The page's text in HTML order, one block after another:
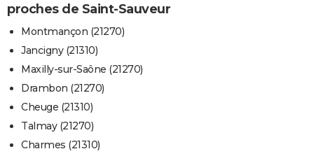
proches de Saint-Sauveur
Montmançon (21270)
Jancigny (21310)
Maxilly-sur-Saône (21270)
Drambon (21270)
Cheuge (21310)
Talmay (21270)
Charmes (21310)